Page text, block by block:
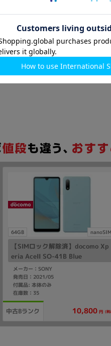
64GB nanoSIM
【SIMロック解除済】docomo Xp
eria AceII SO-41B Blue
メーカー：SONY
発売日：2021/05
付属品: 本体のみ
在庫数：35
中古Bランク 10,800 円 (税